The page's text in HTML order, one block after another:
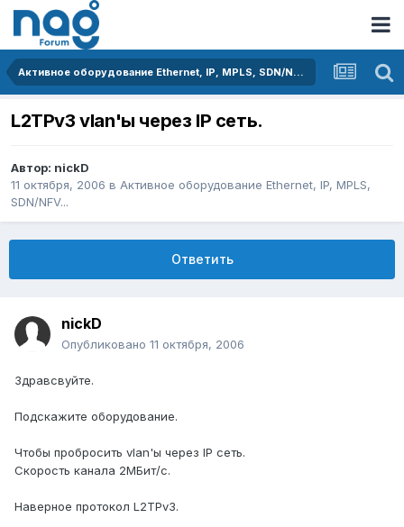
Активное оборудование Ethernet, IP, MPLS, SDN/NFV...
L2TPv3 vlan'ы через IP сеть.
Автор: nickD
11 октября, 2006 в Активное оборудование Ethernet, IP, MPLS,
SDN/NFV...
Ответить
nickD
Опубликовано 11 октября, 2006
Здравсвуйте.
Подскажите оборудование.
Чтобы пробросить vlan'ы через IP сеть.
Скорость канала 2МБит/c.
Наверное протокол L2TPv3.